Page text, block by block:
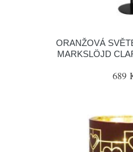
ORANŽOVÁ
MARKSLÖJD
689